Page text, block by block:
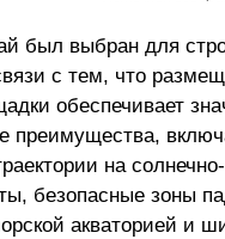
был выбран для
с тем, что
обеспечивает
преимущества,
на
безопасные зоны
акваторией и